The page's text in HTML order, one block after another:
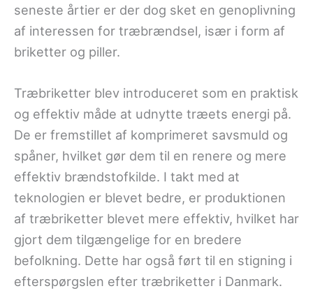
seneste årtier er der dog sket en genoplivning
af interessen for træbrændsel, især i form af
briketter og piller.
Træbriketter blev introduceret som en praktisk
og effektiv måde at udnytte træets energi på.
De er fremstillet af komprimeret savsmuld og
spåner, hvilket gør dem til en renere og mere
effektiv brændstofkilde. I takt med at
teknologien er blevet bedre, er produktionen
af træbriketter blevet mere effektiv, hvilket har
gjort dem tilgængelige for en bredere
befolkning. Dette har også ført til en stigning i
efterspørgslen efter træbriketter i Danmark.